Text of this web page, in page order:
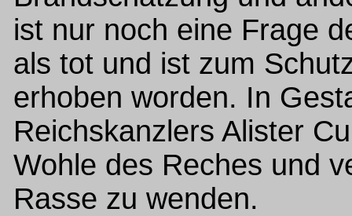
ist nur noch eine Frage
als tot und ist zum
erhoben worden. In
Reichskanzlers Alister
Wohle des Reches und
Rasse zu wenden.